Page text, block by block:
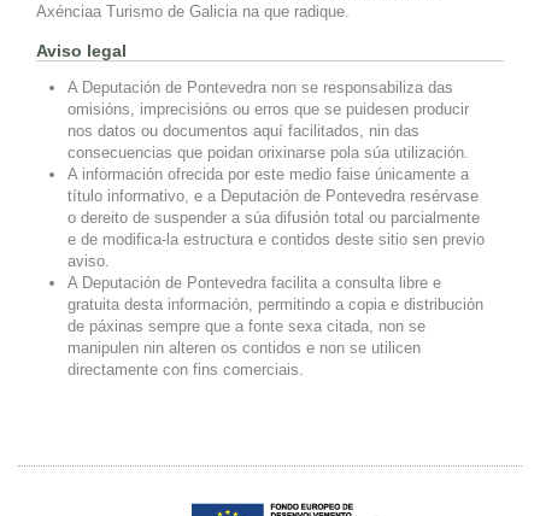
Axénciaa Turismo de Galicia na que radique.
Aviso legal
A Deputación de Pontevedra non se responsabiliza das
omisións, imprecisións ou erros que se puidesen producir
nos datos ou documentos aquí facilitados, nin das
consecuencias que poidan orixinarse pola súa utilización.
A información ofrecida por este medio faise únicamente a
título informativo, e a Deputación de Pontevedra resérvase
o dereito de suspender a súa difusión total ou parcialmente
e de modifica-la estructura e contidos deste sitio sen previo
aviso.
A Deputación de Pontevedra facilita a consulta libre e
gratuita desta información, permitindo a copia e distribución
de páxinas sempre que a fonte sexa citada, non se
manipulen nin alteren os contidos e non se utilicen
directamente con fins comerciais.